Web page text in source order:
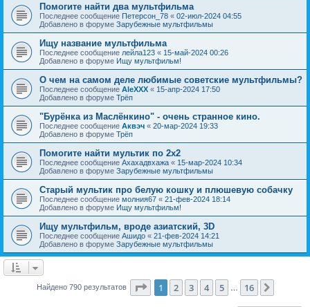
Помогите найти два мультфильма
Последнее сообщение Петерсон_78 « 02-июл-2024 04:55
Добавлено в форуме Зарубежные мультфильмы
Ищу название мультфильма
Последнее сообщение лейла123 « 15-май-2024 00:26
Добавлено в форуме Ищу мультфильм!
О чем на самом деле любимые советские мультфильмы?
Последнее сообщение AleXXX « 15-апр-2024 17:50
Добавлено в форуме Трёп
"Бурёнка из Маслёнкино" - очень странное кино.
Последнее сообщение Аквэч « 20-мар-2024 19:33
Добавлено в форуме Трёп
Помогите найти мультик по 2х2
Последнее сообщение Ахахадвхажа « 15-мар-2024 10:34
Добавлено в форуме Зарубежные мультфильмы
Старый мультик про белую кошку и плюшевую собачку
Последнее сообщение молния67 « 21-фев-2024 18:14
Добавлено в форуме Ищу мультфильм!
Ищу мультфильм, вроде азиатский, 3D
Последнее сообщение Ашидо « 21-фев-2024 14:21
Добавлено в форуме Зарубежные мультфильмы
Найдено 790 результатов Страница из 16
1 2 3 4 5 16